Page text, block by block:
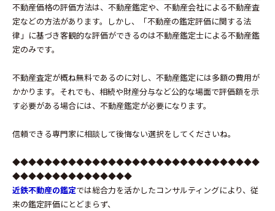
不動産価格の評価方法は、不動産鑑定や、不動産会社による不動産査
定などの方法があります。しかし、「不動産の鑑定評価に関する法
律」に基づき客観的な評価ができるのは不動産鑑定士による不動産鑑
定のみです。
不動産査定が概ね無料であるのに対し、不動産鑑定には多額の費用が
かかります。それでも、相続や財産分与など公的な場面で評価額を示
す必要がある場合には、不動産鑑定が必要になります。
信頼できる専門家に相談して後悔ない選択をしてくださいね。
◆◆◆◆◆◆◆◆◆◆◆◆◆◆◆◆◆◆◆◆◆◆◆◆◆◆◆◆◆◆◆
◆◆◆◆◆◆◆◆◆◆◆◆◆◆◆
近鉄不動産の鑑定では総合力を活かしたコンサルティングにより、従
来の鑑定評価にとどまらず、